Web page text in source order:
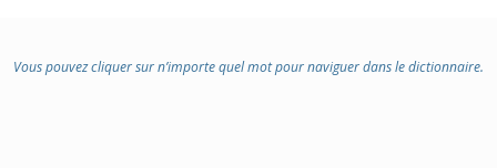
Vous pouvez cliquer sur n’importe quel mot pour naviguer dans le dictionnaire.